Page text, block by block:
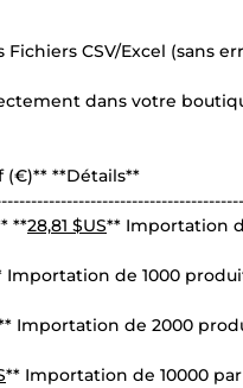
CSV/Excel (sans
dans votre
**Détails**
**28,81 $US** Importation
Importation de 1000
Importation de 2000
** Importation de 10000